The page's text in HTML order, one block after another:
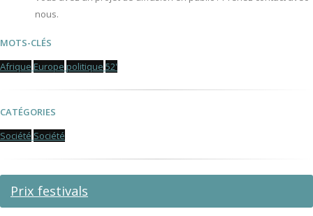
nous.
MOTS-CLÉS
Afrique Europe politique 52'
CATÉGORIES
Société Société
Prix festivals